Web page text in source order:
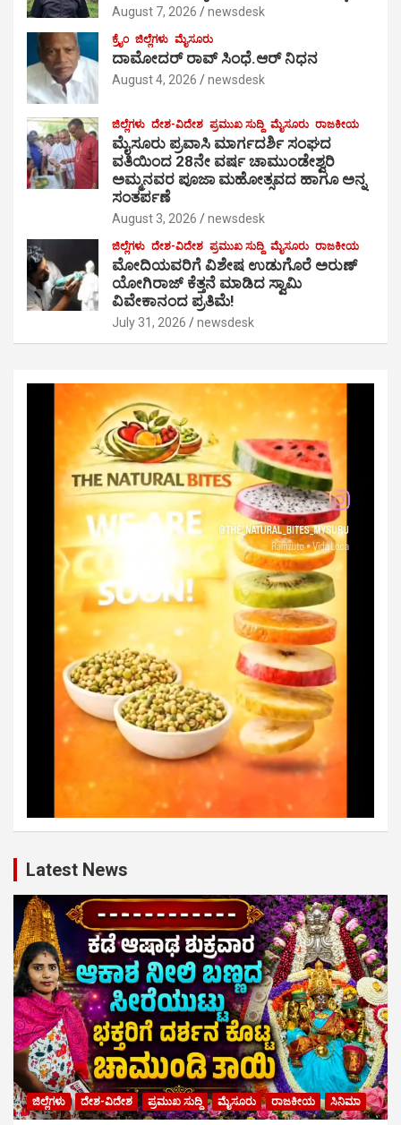
August 7, 2026 newsdesk
ಕ್ರೈಂ ಜಿಲ್ಲೆಗಳು ಮೈಸೂರು
ದಾಮೋದರ್ ರಾವ್ ಸಿಂಧೆ.ಆರ್ ನಿಧನ
August 4, 2026 newsdesk
ಜಿಲ್ಲೆಗಳು ದೇಶ-ವಿದೇಶ ಪ್ರಮುಖ ಸುದ್ದಿ ಮೈಸೂರು ರಾಜಕೀಯ
ಮೈಸೂರು ಪ್ರವಾಸಿ ಮಾರ್ಗದರ್ಶಿ ಸಂಘದ
ವತಿಯಿಂದ 28ನೇ ವರ್ಷ ಚಾಮುಂಡೇಶ್ವರಿ
ಅಮ್ಮನವರ ಪೂಜಾ ಮಹೋತ್ಸವದ ಹಾಗೂ ಅನ್ನ
ಸಂತರ್ಪಣೆ
August 3, 2026 newsdesk
ಜಿಲ್ಲೆಗಳು ದೇಶ-ವಿದೇಶ ಪ್ರಮುಖ ಸುದ್ದಿ ಮೈಸೂರು ರಾಜಕೀಯ
ಮೋದಿಯವರಿಗೆ ವಿಶೇಷ ಉಡುಗೊರೆ ಅರುಣ್
ಯೋಗಿರಾಜ್ ಕೆತ್ತನೆ ಮಾಡಿದ ಸ್ವಾಮಿ
ವಿವೇಕಾನಂದ ಪ್ರತಿಮೆ!
July 31, 2026 newsdesk
Latest News
ಜಿಲ್ಲೆಗಳು ದೇಶ-ವಿದೇಶ ಪ್ರಮುಖ ಸುದ್ದಿ ಮೈಸೂರು ರಾಜಕೀಯ ಸಿನಿಮಾ